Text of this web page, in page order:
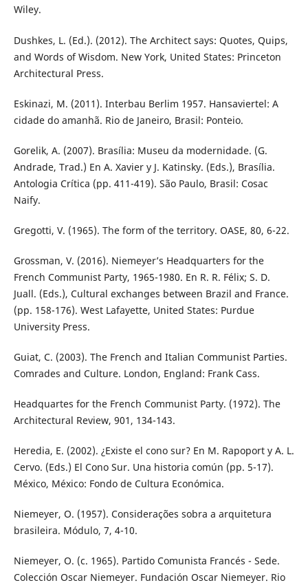
Wiley.
Dushkes, L. (Ed.). (2012). The Architect says: Quotes, Quips,
and Words of Wisdom. New York, United States: Princeton
Architectural Press.
Eskinazi, M. (2011). Interbau Berlim 1957. Hansaviertel: A
cidade do amanhã. Rio de Janeiro, Brasil: Ponteio.
Gorelik, A. (2007). Brasília: Museu da modernidade. (G.
Andrade, Trad.) En A. Xavier y J. Katinsky. (Eds.), Brasília.
Antologia Crítica (pp. 411-419). São Paulo, Brasil: Cosac
Naify.
Gregotti, V. (1965). The form of the territory. OASE, 80, 6-22.
Grossman, V. (2016). Niemeyer’s Headquarters for the
French Communist Party, 1965-1980. En R. R. Félix; S. D.
Juall. (Eds.), Cultural exchanges between Brazil and France.
(pp. 158-176). West Lafayette, United States: Purdue
University Press.
Guiat, C. (2003). The French and Italian Communist Parties.
Comrades and Culture. London, England: Frank Cass.
Headquartes for the French Communist Party. (1972). The
Architectural Review, 901, 134-143.
Heredia, E. (2002). ¿Existe el cono sur? En M. Rapoport y A. L.
Cervo. (Eds.) El Cono Sur. Una historia común (pp. 5-17).
México, México: Fondo de Cultura Económica.
Niemeyer, O. (1957). Considerações sobra a arquitetura
brasileira. Módulo, 7, 4-10.
Niemeyer, O. (c. 1965). Partido Comunista Francés - Sede.
Colección Oscar Niemeyer. Fundación Oscar Niemeyer. Rio